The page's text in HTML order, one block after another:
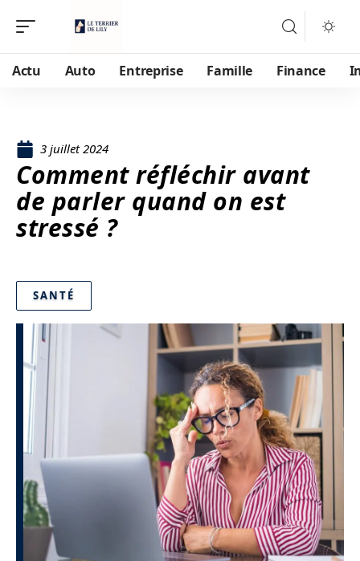
Actu Auto Entreprise Famille Finance
3 juillet 2024
Comment réfléchir avant
de parler quand on est
stressé ?
SANTÉ